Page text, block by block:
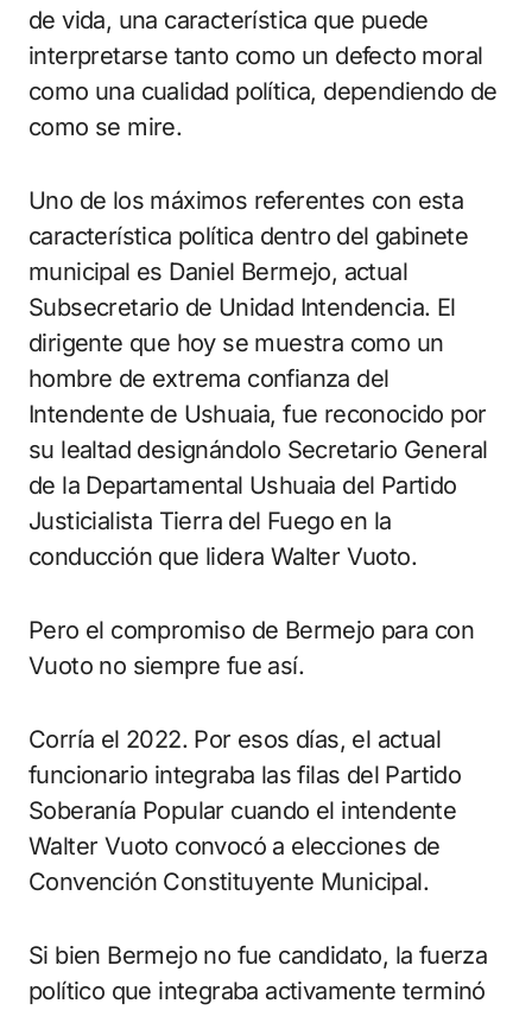
de vida, una característica que puede
interpretarse tanto como un defecto moral
como una cualidad política, dependiendo de
como se mire.
Uno de los máximos referentes con esta
característica política dentro del gabinete
municipal es Daniel Bermejo, actual
Subsecretario de Unidad Intendencia. El
dirigente que hoy se muestra como un
hombre de extrema confianza del
Intendente de Ushuaia, fue reconocido por
su lealtad designándolo Secretario General
de la Departamental Ushuaia del Partido
Justicialista Tierra del Fuego en la
conducción que lidera Walter Vuoto.
Pero el compromiso de Bermejo para con
Vuoto no siempre fue así.
Corría el 2022. Por esos días, el actual
funcionario integraba las filas del Partido
Soberanía Popular cuando el intendente
Walter Vuoto convocó a elecciones de
Convención Constituyente Municipal.
Si bien Bermejo no fue candidato, la fuerza
político que integraba activamente terminó